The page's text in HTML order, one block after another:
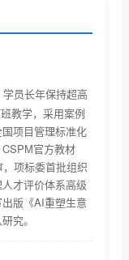
优培东方）
已达报名人数
试更新有关事宜
材改版通知
费价格调整的
理知识体系指南
考试的报名通
员长年保持超高
教学，采用案例
项目管理标准化
官方教材
，项标委首批组织
才评价体系高级
版《AI重塑生意
究。